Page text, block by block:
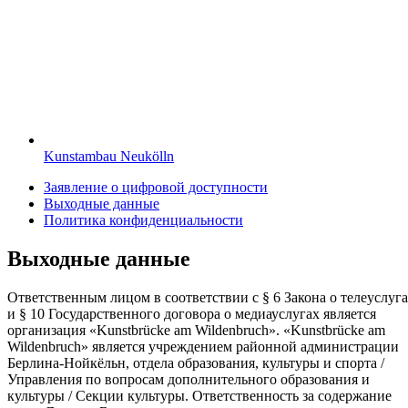
Kunstambau Neukölln
Заявление о цифровой доступности
Выходные данные
Политика конфиденциальности
Выходные данные
Ответственным лицом в соответствии с § 6 Закона о
и § 10 Государственного договора о медиауслугах является
организация «Kunstbrücke am Wildenbruch». «Kunstbrücke am
Wildenbruch» является учреждением районной администрации
Берлина-Нойкёльн, отдела образования, культуры и спорта /
Управления по вопросам дополнительного образования и
культуры / Секции культуры. Ответственность за содержание